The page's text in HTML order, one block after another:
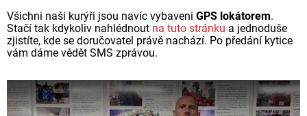
Všichni naši kurýři jsou navíc vybaveni GPS lokátorem.
Stačí tak kdykoliv nahlédnout na tuto stránku a jednoduše
zjistíte, kde se doručovatel právě nachází. Po předání kytice
vám dáme vědět SMS zprávou.